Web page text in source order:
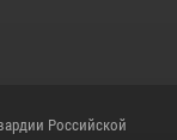
Российской